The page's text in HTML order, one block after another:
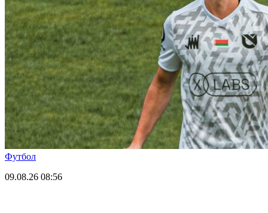
Футбол
09.08.26 08:56